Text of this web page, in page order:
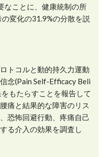
なことに、健康統制の所
変化の31.9%の分散を説
トコルと動的持久力運動
念(Pain Self-Efficacy Beli
もたらすことを報告して
痛と結果的な障害のリス
恐怖回避行動、疼痛自己
る介入の効果を調査し